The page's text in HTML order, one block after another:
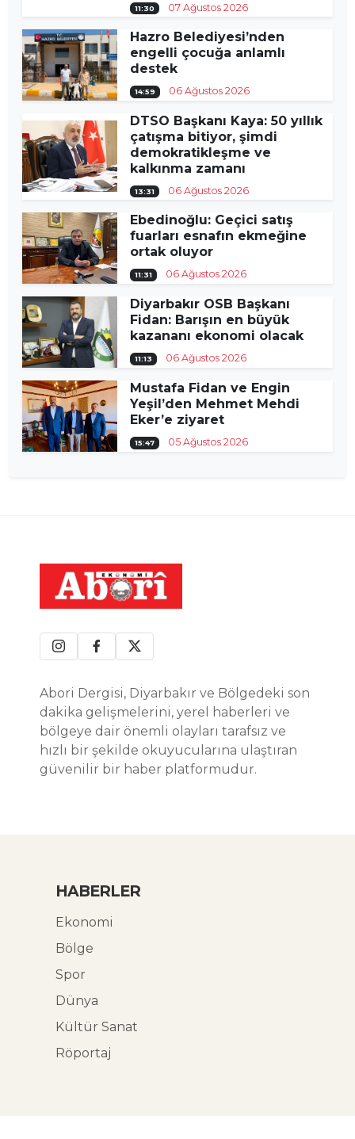
11:30 07 Ağustos 2026
Hazro Belediyesi’nden
engelli çocuğa anlamlı
destek
14:59 06 Ağustos 2026
DTSO Başkanı Kaya: 50 yıllık
çatışma bitiyor, şimdi
demokratikleşme ve
kalkınma zamanı
13:31 06 Ağustos 2026
Ebedinoğlu: Geçici satış
fuarları esnafın ekmeğine
ortak oluyor
11:31 06 Ağustos 2026
Diyarbakır OSB Başkanı
Fidan: Barışın en büyük
kazananı ekonomi olacak
11:13 06 Ağustos 2026
Mustafa Fidan ve Engin
Yeşil’den Mehmet Mehdi
Eker’e ziyaret
15:47 05 Ağustos 2026
Abori Dergisi, Diyarbakır ve Bölgedeki son
dakika gelişmelerini, yerel haberleri ve
bölgeye dair önemli olayları tarafsız ve
hızlı bir şekilde okuyucularına ulaştıran
güvenilir bir haber platformudur.
HABERLER
Ekonomi
Bölge
Spor
Dünya
Kültür Sanat
Röportaj